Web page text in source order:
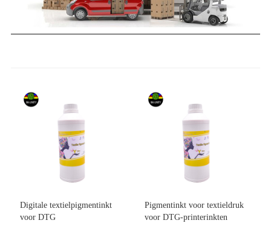
Digitale textielpigmentinkt
voor DTG
Pigmentinkt voor textieldruk
voor DTG-printerinkten